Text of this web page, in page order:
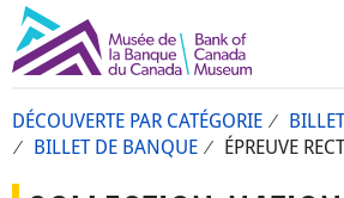
DÉCOUVERTE PAR CATÉGORIE BILLET
BILLET DE BANQUE
ÉPREUVE